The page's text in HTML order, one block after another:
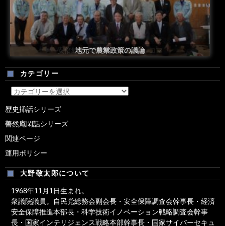
安倍総理米国議会演説後の一コマ
地元で農業政策の議論
カテゴリー
カ
テ
リ
ー
歴史挿話シリーズ
善然庵閑話シリーズ
関連ページ
運用ポリシー
大野敬太郎について
1968年11月1日生まれ。
衆議院議員。自民党総務会副会長・安全保障調査会幹事長・経済
安全保障推進本部長・科学技術イノベーション戦略調査会幹事
長・国家インテリジェンス戦略本部幹事長・国家サイバーセキュ